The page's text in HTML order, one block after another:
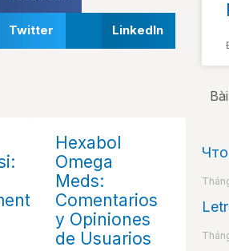
Twitter LinkedIn
Hexabol
Omega
Meds:
Comentarios
y Opiniones
de Usuarios